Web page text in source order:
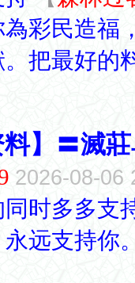
彩民造福
把最好的
】〓滅
2026-08-06
时多多支
远支持你